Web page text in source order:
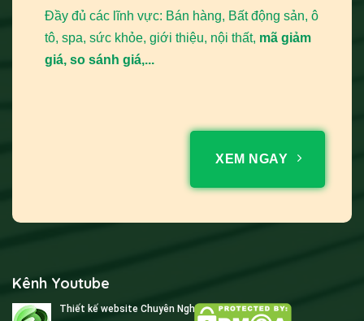
Đầy đủ các lĩnh vực: Bán hàng, Bất động sản, ô
tô, spa, sức khỏe, giới thiệu, nội thất, mã giảm
giá, so sánh giá,...
XEM NGAY
Kênh Youtube